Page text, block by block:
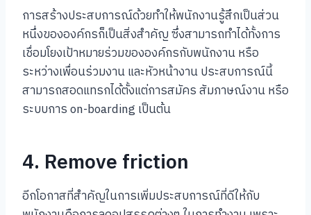
การสร้างประสบการณ์ด้วยทำให้พนักงานรู้สึกเป็นส่วน
หนึ่งขององค์กรก็เป็นสิ่งสำคัญ ซึ่งสามารถทำได้ทั้งการ
เชื่อมโยงเป้าหมายร่วมขององค์กรกับพนักงาน หรือ
ระหว่างเพื่อนร่วมงาน และหัวหน้างาน ประสบการณ์นี้
สามารถสอดแทรกได้ตั้งแต่การสมัคร สัมภาษณ์งาน หรือ
ระบบการ on-boarding เป็นต้น
4. Remove friction
อีกโอกาสที่สำคัญในการเพิ่มประสบการณ์ที่ดีให้กับ